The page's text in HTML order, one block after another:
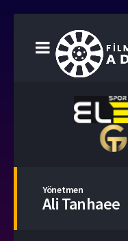
Yönetmen
Ali Tanhaee